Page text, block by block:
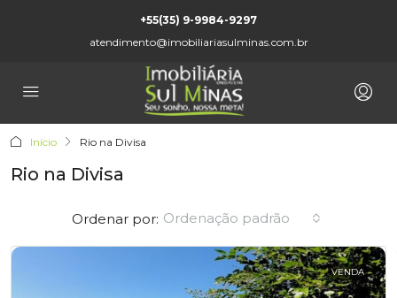
+55(35) 9-9984-9297
atendimento@imobiliariasulminas.com.br
Início Rio na Divisa
Rio na Divisa
Ordenar por: Ordenação padrão
VENDA